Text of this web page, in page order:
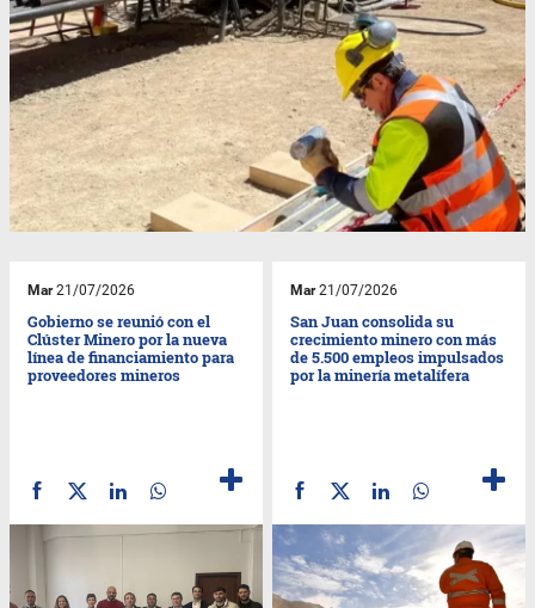
Mar21/07/2026
Gobierno se reunió con el
Clúster Minero por la nueva
línea de financiamiento para
proveedores mineros
Mar21/07/2026
San Juan consolida su
crecimiento minero con más
de 5.500 empleos impulsados
por la minería metalífera